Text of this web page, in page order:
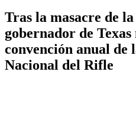
Tras la masacre de la
gobernador de
convención anual de
Nacional del Rifle